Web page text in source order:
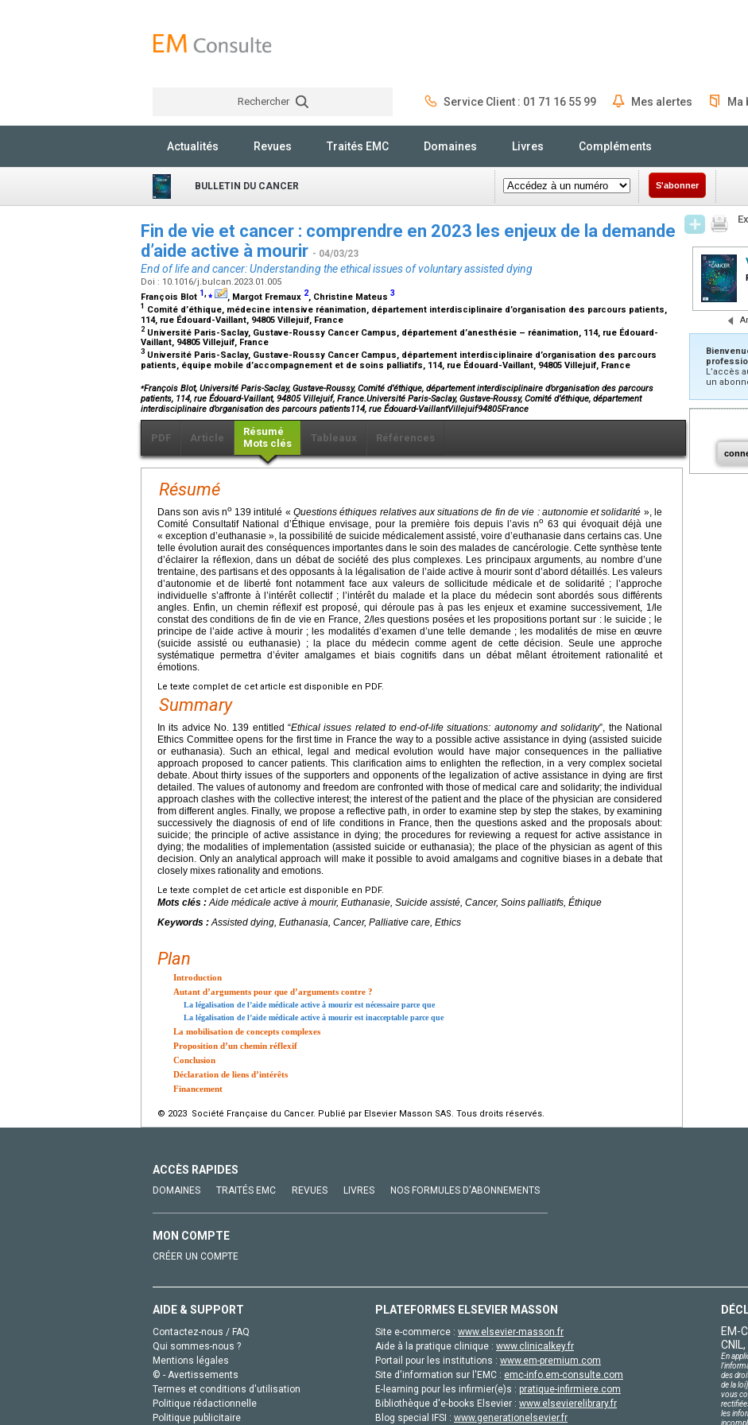
Rechercher Service Client : 01 71 16 55 99 Mes alertes Ma
Actualités Revues Traités EMC Domaines Livres Compléments
BULLETIN DU CANCER S'abonner
Fin de vie et cancer : comprendre en 2023 les enjeux de la demande
d’aide active à mourir - 04/03/23
End of life and cancer: Understanding the ethical issues of voluntary assisted dying
Doi : 10.1016/j.bulcan.2023.01.005
François Blot 1,⁎ , Margot Fremaux 2, Christine Mateus 3
1 Comité d’éthique, médecine intensive réanimation, département interdisciplinaire d’organisation des parcours patients,
114, rue Édouard-Vaillant, 94805 Villejuif, France
2 Université Paris-Saclay, Gustave-Roussy Cancer Campus, département d’anesthésie – réanimation, 114, rue Édouard-
Vaillant, 94805 Villejuif, France
3 Université Paris-Saclay, Gustave-Roussy Cancer Campus, département interdisciplinaire d’organisation des parcours
patients, équipe mobile d’accompagnement et de soins palliatifs, 114, rue Édouard-Vaillant, 94805 Villejuif, France
⁎François Blot, Université Paris-Saclay, Gustave-Roussy, Comité d’éthique, département interdisciplinaire d’organisation des parcours
patients, 114, rue Édouard-Vaillant, 94805 Villejuif, France.Université Paris-Saclay, Gustave-Roussy, Comité d’éthique, département
interdisciplinaire d’organisation des parcours patients114, rue Édouard-VaillantVillejuif94805France
PDF Article
Résumé
Mots clés
Tableaux Références
Résumé
Dans son avis no139 intitulé «Questions éthiques relatives aux situations de fin de vie : autonomie et solidarité », le
Comité Consultatif National d’Éthique envisage, pour la première fois depuis l’avis no 63 qui évoquait déjà une
« exception d’euthanasie », la possibilité de suicide médicalement assisté, voire d’euthanasie dans certains cas. Une
telle évolution aurait des conséquences importantes dans le soin des malades de cancérologie. Cette synthèse tente
d’éclairer la réflexion, dans un débat de société des plus complexes. Les principaux arguments, au nombre d’une
trentaine, des partisans et des opposants à la légalisation de l’aide active à mourir sont d’abord détaillés. Les valeurs
d’autonomie et de liberté font notamment face aux valeurs de sollicitude médicale et de solidarité ; l’approche
individuelle s’affronte à l’intérêt collectif ; l’intérêt du malade et la place du médecin sont abordés sous différents
angles. Enfin, un chemin réflexif est proposé, qui déroule pas à pas les enjeux et examine successivement, 1/le
constat des conditions de fin de vie en France, 2/les questions posées et les propositions portant sur : le suicide ; le
principe de l’aide active à mourir ; les modalités d’examen d’une telle demande ; les modalités de mise en œuvre
(suicide assisté ou euthanasie) ; la place du médecin comme agent de cette décision. Seule une approche
systématique permettra d’éviter amalgames et biais cognitifs dans un débat mêlant étroitement rationalité et
émotions.
Le texte complet de cet article est disponible en PDF.
Summary
In its advice No. 139 entitled “Ethical issues related to end-of-life situations: autonomy and solidarity”, the National
Ethics Committee opens for the first time in France the way to a possible active assistance in dying (assisted suicide
or euthanasia). Such an ethical, legal and medical evolution would have major consequences in the palliative
approach proposed to cancer patients. This clarification aims to enlighten the reflection, in a very complex societal
debate. About thirty issues of the supporters and opponents of the legalization of active assistance in dying are first
detailed. The values of autonomy and freedom are confronted with those of medical care and solidarity; the individual
approach clashes with the collective interest; the interest of the patient and the place of the physician are considered
from different angles. Finally, we propose a reflective path, in order to examine step by step the stakes, by examining
successively the diagnosis of end of life conditions in France, then the questions asked and the proposals about:
suicide; the principle of active assistance in dying; the procedures for reviewing a request for active assistance in
dying; the modalities of implementation (assisted suicide or euthanasia); the place of the physician as agent of this
decision. Only an analytical approach will make it possible to avoid amalgams and cognitive biases in a debate that
closely mixes rationality and emotions.
Le texte complet de cet article est disponible en PDF.
Mots clés : Aide médicale active à mourir, Euthanasie, Suicide assisté, Cancer, Soins palliatifs, Éthique
Keywords : Assisted dying, Euthanasia, Cancer, Palliative care, Ethics
Plan
Introduction
Autant d’arguments pour que d’arguments contre ?
La légalisation de l’aide médicale active à mourir est nécessaire parce que
La légalisation de l’aide médicale active à mourir est inacceptable parce que
La mobilisation de concepts complexes
Proposition d’un chemin réflexif
Conclusion
Déclaration de liens d’intérêts
Financement
© 2023 Société Française du Cancer. Publié par Elsevier Masson SAS. Tous droits réservés.
L’accès
un
ACCÈS RAPIDES
DOMAINES TRAITÉS EMC REVUES LIVRES NOS FORMULES D'ABONNEMENTS
MON COMPTE
CRÉER UN COMPTE
AIDE & SUPPORT
Contactez-nous / FAQ
Qui sommes-nous ?
Mentions légales
© - Avertissements
Termes et conditions d'utilisation
Politique rédactionnelle
Politique publicitaire
PLATEFORMES ELSEVIER MASSON
Site e-commerce : www.elsevier-masson.fr
Aide à la pratique clinique : www.clinicalkey.fr
Portail pour les institutions : www.em-premium.com
Site d'information sur l'EMC : emc-info.em-consulte.com
E-learning pour les infirmier(e)s : pratique-infirmiere.com
Bibliothèque d'e-books Elsevier : www.elsevierelibrary.fr
Blog special IFSI : www.generationelsevier.fr
EM-
En
des
de la
vous
les